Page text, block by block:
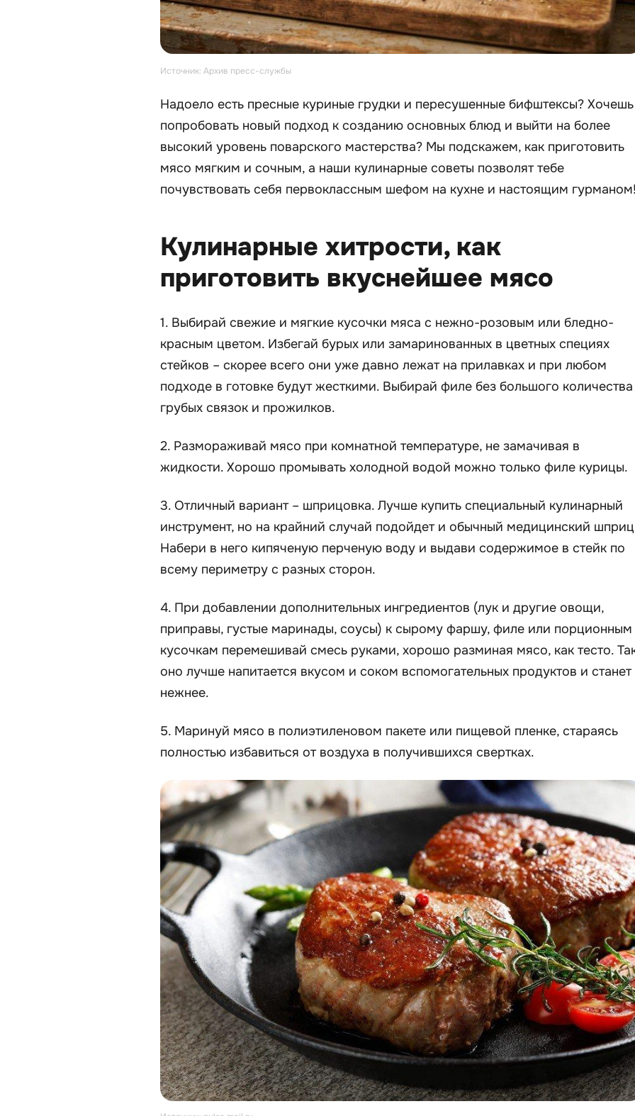
Источник: Архив пресс-службы
Надоело есть пресные куриные грудки и пересушенные бифштексы? Хочешь
попробовать новый подход к созданию основных блюд и выйти на более
высокий уровень поварского мастерства? Мы подскажем, как приготовить
мясо мягким и сочным, а наши кулинарные советы позволят тебе
почувствовать себя первоклассным шефом на кухне и настоящим
Кулинарные хитрости, как
приготовить вкуснейшее мясо
1. Выбирай свежие и мягкие кусочки мяса с нежно-розовым или бледно-
красным цветом. Избегай бурых или замаринованных в цветных специях
стейков – скорее всего они уже давно лежат на прилавках и при любом
подходе в готовке будут жесткими. Выбирай филе без большого количества
грубых связок и прожилков.
2. Размораживай мясо при комнатной температуре, не замачивая в
жидкости. Хорошо промывать холодной водой можно только филе курицы.
3. Отличный вариант – шприцовка. Лучше купить специальный кулинарный
инструмент, но на крайний случай подойдет и обычный медицинский
Набери в него кипяченую перченую воду и выдави содержимое в стейк по
всему периметру с разных сторон.
4. При добавлении дополнительных ингредиентов (лук и другие овощи,
приправы, густые маринады, соусы) к сырому фаршу, филе или порционным
кусочкам перемешивай смесь руками, хорошо разминая мясо, как тесто.
оно лучше напитается вкусом и соком вспомогательных продуктов и станет
нежнее.
5. Маринуй мясо в полиэтиленовом пакете или пищевой пленке, стараясь
полностью избавиться от воздуха в получившихся свертках.